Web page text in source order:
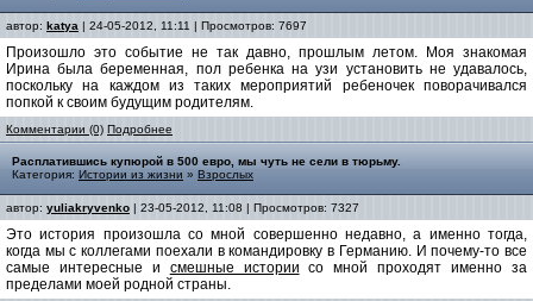
автор: katya | 24-05-2012, 11:11 | Просмотров: 7697
Произошло это событие не так давно, прошлым летом. Моя знакомая
Ирина была беременная, пол ребенка на узи установить не удавалось,
поскольку на каждом из таких мероприятий ребеночек поворачивался
попкой к своим будущим родителям.
Комментарии (0) Подробнее
Расплатившись купюрой в 500 евро, мы чуть не сели в тюрьму.
Категория: Истории из жизни » Взрослых
автор: yuliakryvenko | 23-05-2012, 11:08 | Просмотров: 7327
Это история произошла со мной совершенно недавно, а именно тогда,
когда мы с коллегами поехали в командировку в Германию. И почему-то все
самые интересные и смешные истории со мной проходят именно за
пределами моей родной страны.